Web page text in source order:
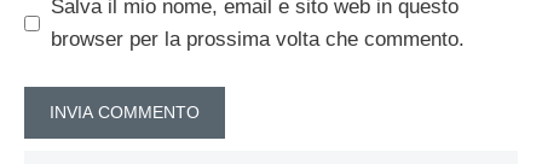
Salva il mio nome, email e sito web in questo
browser per la prossima volta che commento.